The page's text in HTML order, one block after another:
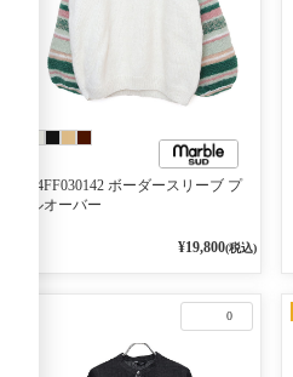
04FF030142 ボーダースリーブ プ
ルオーバー
¥19,800(税込)
0